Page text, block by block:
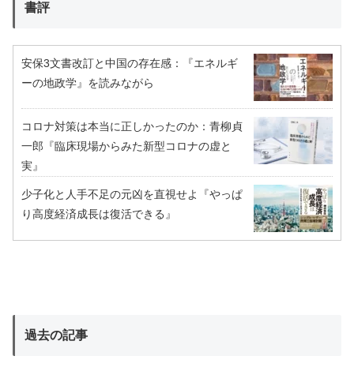
書評
安保3文書改訂と中国の存在感：『エネルギ
ーの地政学』を読みながら
コロナ対策は本当に正しかったのか：青柳貞
一郎『臨床現場からみた新型コロナの虚と
実』
少子化と人手不足の元凶を直視せよ『やっぱ
り高度経済成長は復活できる』
過去の記事